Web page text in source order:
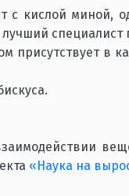
с кислой миной,
присутствует в
«Наука на